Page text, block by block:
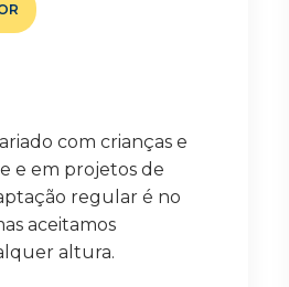
com crianças e
e em projetos de
regular é no
aceitamos
altura.